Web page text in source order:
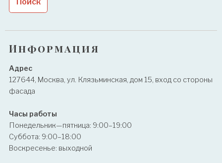
Информация
Адрес
127644, Москва, ул. Клязьминская, дом 15, вход со стороны
фасада
Часы работы
Понедельник—пятница: 9:00–19:00
Суббота: 9:00–18:00
Воскресенье: выходной